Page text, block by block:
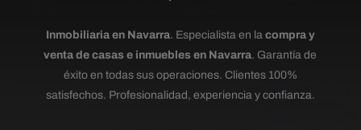
Inmobiliaria en Navarra. Especialista en la compra y
venta de casas e inmuebles en Navarra. Garantía de
éxito en todas sus operaciones. Clientes 100%
satisfechos. Profesionalidad, experiencia y confianza.